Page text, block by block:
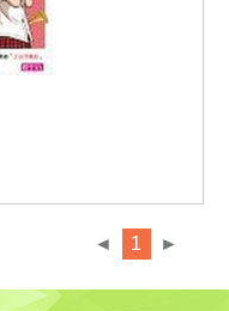
◄ 1 ►